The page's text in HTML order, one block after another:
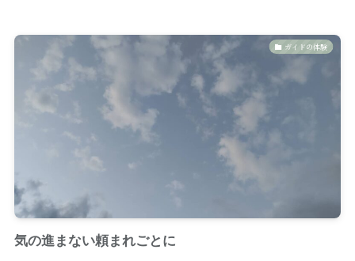
ガイドの体験
気の進まない頼まれごとに